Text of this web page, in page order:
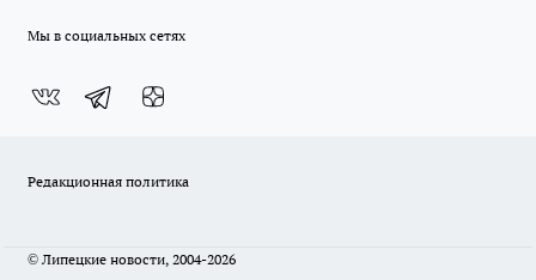
Мы в социальных сетях
Редакционная политика
© Липецкие новости, 2004-2026